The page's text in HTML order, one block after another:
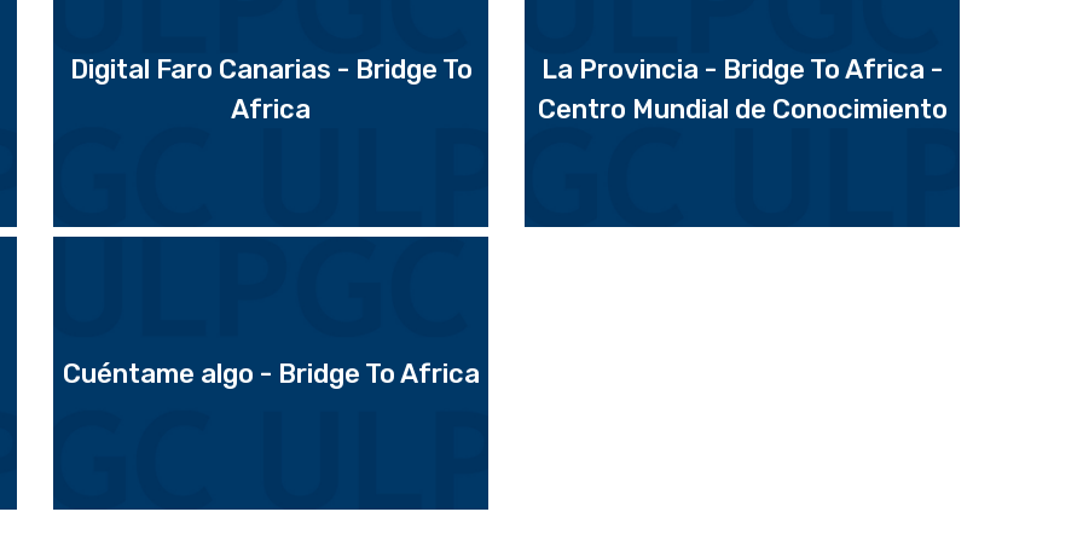
Digital Faro Canarias - Bridge To
Africa
La Provincia - Bridge To Africa -
Centro Mundial de Conocimiento
Cuéntame algo - Bridge To Africa